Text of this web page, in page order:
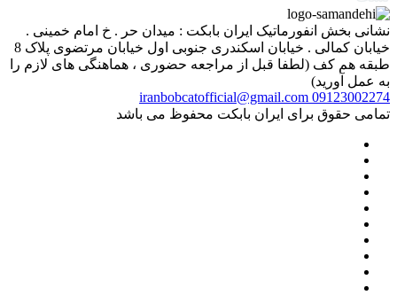
نشانی بخش انفورماتیک ایران بابکت : میدان حر . خ امام خمینی .
خیابان کمالی . خیابان اسکندری جنوبی اول خیابان مرتضوی پلاک 8
طبقه هم کف (لطفا قبل از مراجعه حضوری ، هماهنگی های لازم را
به عمل آورید)
09123002274
iranbobcatofficial@gmail.com
تمامی حقوق برای ایران بابکت محفوظ می باشد